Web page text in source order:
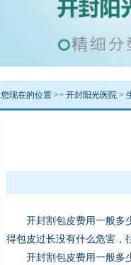
您现在的位置 >> 开封阳光医院 >
开封割包皮费用一般多少
得包皮过长没有什么危害，
开封割包皮费用一般多少